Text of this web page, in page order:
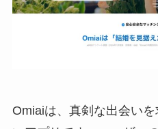
Omiaiは、真剣な出会い